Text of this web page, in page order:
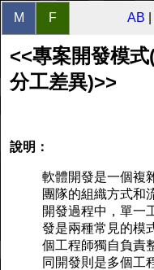
M F AB
<<專案開發模
分工差異)>>
說明：
軟體開發是一個複
團隊的組織方式和
開發過程中，單一
發是兩種常見的模
個工程師獨自負責
同開發則是多個工